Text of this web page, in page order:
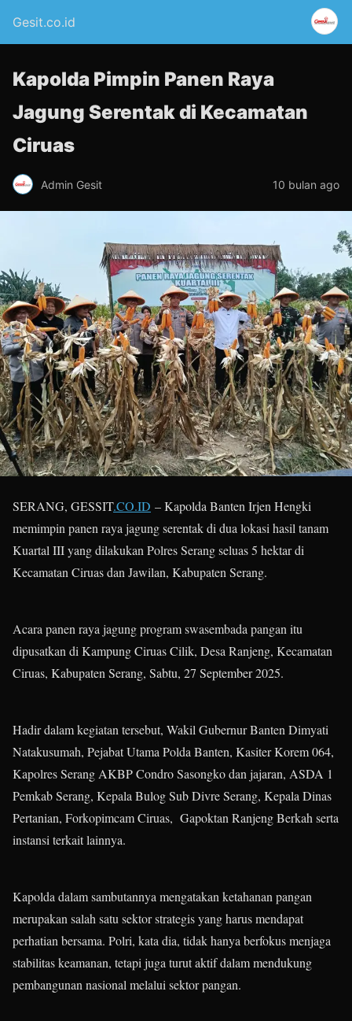
Gesit.co.id
Kapolda Pimpin Panen Raya
Jagung Serentak di Kecamatan
Ciruas
Admin Gesit 10 bulan ago
SERANG, GESSIT.CO.ID – Kapolda Banten Irjen Hengki
memimpin panen raya jagung serentak di dua lokasi hasil tanam
Kuartal III yang dilakukan Polres Serang seluas 5 hektar di
Kecamatan Ciruas dan Jawilan, Kabupaten Serang.
Acara panen raya jagung program swasembada pangan itu
dipusatkan di Kampung Ciruas Cilik, Desa Ranjeng, Kecamatan
Ciruas, Kabupaten Serang, Sabtu, 27 September 2025.
Hadir dalam kegiatan tersebut, Wakil Gubernur Banten Dimyati
Natakusumah, Pejabat Utama Polda Banten, Kasiter Korem 064,
Kapolres Serang AKBP Condro Sasongko dan jajaran, ASDA 1
Pemkab Serang, Kepala Bulog Sub Divre Serang, Kepala Dinas
Pertanian, Forkopimcam Ciruas, Gapoktan Ranjeng Berkah serta
instansi terkait lainnya.
Kapolda dalam sambutannya mengatakan ketahanan pangan
merupakan salah satu sektor strategis yang harus mendapat
perhatian bersama. Polri, kata dia, tidak hanya berfokus menjaga
stabilitas keamanan, tetapi juga turut aktif dalam mendukung
pembangunan nasional melalui sektor pangan.